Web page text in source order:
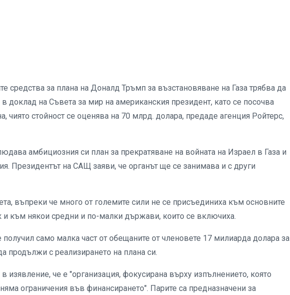
средства за плана на Доналд Тръмп за възстановяване на Газа трябва да
доклад на Съвета за мир на американския президент, като се посочва
чиято стойност се оценява на 70 млрд. долара, предаде агенция Ройтерс,
амбициозния си план за прекратяване на войната на Израел в Газа и
Президентът на САЩ заяви, че органът ще се занимава и с други
въпреки че много от големите сили не се присъединиха към основните
към някои средни и по-малки държави, които се включиха.
само малка част от обещаните от членовете 17 милиарда долара за
продължи с реализирането на плана си.
изявление, че е "организация, фокусирана върху изпълнението, която
ограничения във финансирането". Парите са предназначени за